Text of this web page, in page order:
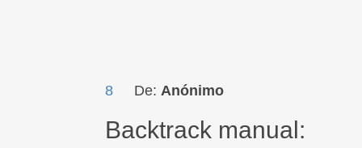
8 De: Anónimo
Backtrack manual: